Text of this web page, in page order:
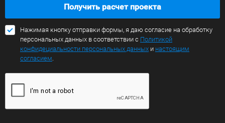
Получить расчет проекта
Нажимая кнопку отправки формы, я даю согласие на обработку
персональных данных в соответствии с Политикой
конфидециальности персональных данных и настоящим
согласием